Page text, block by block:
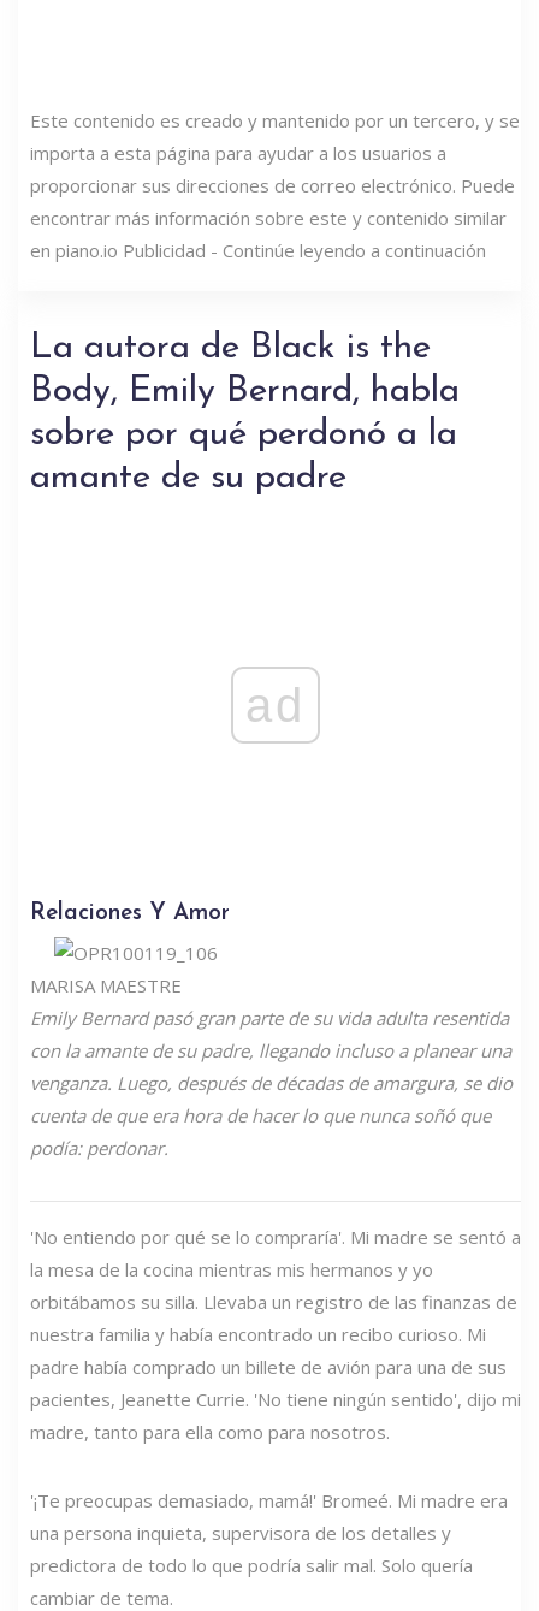
Este contenido es creado y mantenido por un tercero, y se
importa a esta página para ayudar a los usuarios a
proporcionar sus direcciones de correo electrónico. Puede
encontrar más información sobre este y contenido similar
en piano.io Publicidad - Continúe leyendo a continuación
La autora de Black is the
Body, Emily Bernard, habla
sobre por qué perdonó a la
amante de su padre
ad
Relaciones Y Amor
MARISA MAESTRE
Emily Bernard pasó gran parte de su vida adulta resentida
con la amante de su padre, llegando incluso a planear una
venganza. Luego, después de décadas de amargura, se dio
cuenta de que era hora de hacer lo que nunca soñó que
podía: perdonar.
'No entiendo por qué se lo compraría'. Mi madre se sentó a
la mesa de la cocina mientras mis hermanos y yo
orbitábamos su silla. Llevaba un registro de las finanzas de
nuestra familia y había encontrado un recibo curioso. Mi
padre había comprado un billete de avión para una de sus
pacientes, Jeanette Currie. 'No tiene ningún sentido', dijo mi
madre, tanto para ella como para nosotros.
'¡Te preocupas demasiado, mamá!' Bromeé. Mi madre era
una persona inquieta, supervisora ​​de los detalles y
predictora de todo lo que podría salir mal. Solo quería
cambiar de tema.